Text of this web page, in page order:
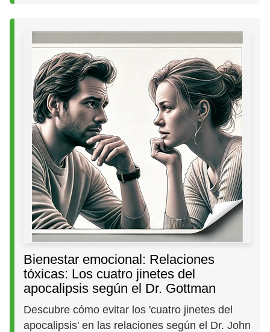
Bienestar emocional: Relaciones
tóxicas: Los cuatro jinetes del
apocalipsis según el Dr. Gottman
Descubre cómo evitar los 'cuatro jinetes del
apocalipsis' en las relaciones según el Dr. John